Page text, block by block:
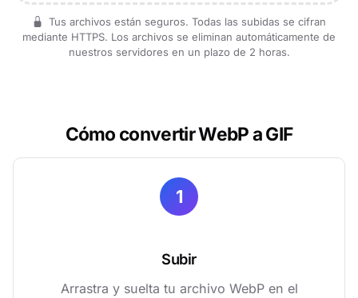
Tus archivos están seguros. Todas las subidas se cifran
mediante HTTPS. Los archivos se eliminan automáticamente de
nuestros servidores en un plazo de 2 horas.
Cómo convertir WebP a GIF
1
Subir
Arrastra y suelta tu archivo WebP en el